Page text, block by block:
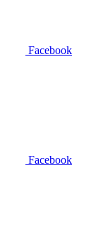
Facebook
Facebook